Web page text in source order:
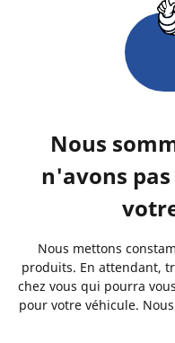
Nous
n'avons
Nous mettons
produits. En attendant,
chez vous qui pourra
pour votre véhicule.